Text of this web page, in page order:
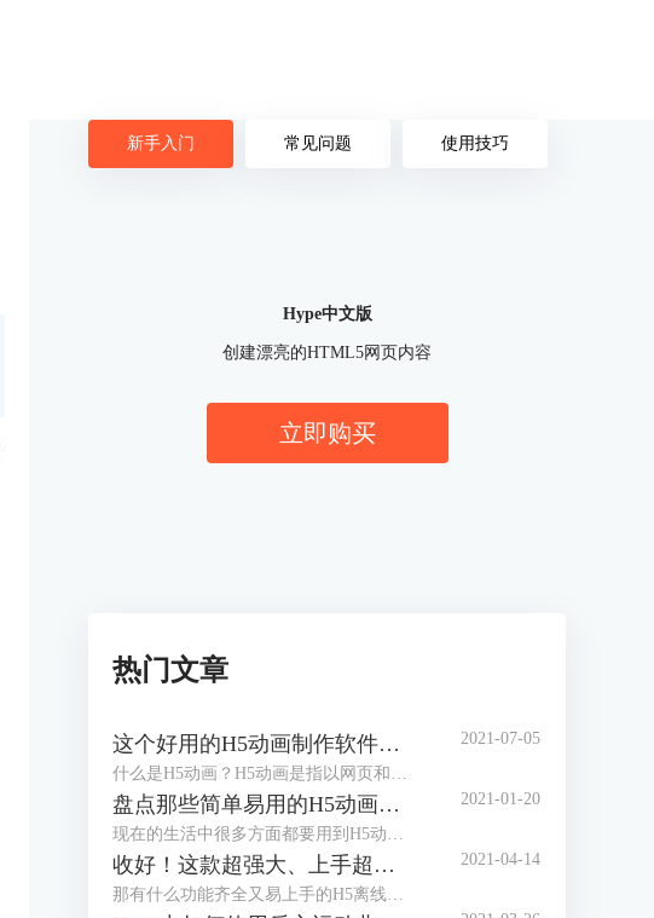
新手入门 常见问题 使用技巧
Hype中文版
创建漂亮的HTML5网页内容
立即购买
热门文章
这个好用的H5动画制作软件，你知道吗?
什么是H5动画？H5动画是指以网页和动画的形式，通过动画，达成与观看者、使用者之间的动态交互，减少静态死板的场景，以提升使用者的使用体验，一个好的H5动画，对于提升网页的整体效果有显著作用。
2021-07-05
盘点那些简单易用的H5动画制作软件
现在的生活中很多方面都要用到H5动画，比如公众号的推文、电子婚礼请帖、活动邀请函等等，H5动画在我们的生活中扮演着越来越重要的角色，会做H5动画和也成为了工作技能的加分项，那么简单易用的H5动画制作软件又有哪些呢？下面我们一起来盘点两款较为常用的H5制作软件吧。
2021-01-20
收好！这款超强大、上手超简单的H5制作工具
那有什么功能齐全又易上手的H5离线制作软件吗？我给好朋友安利了一款Mac系统专用的工具—Hype，不仅支持静态的H5制作，还支持各种交互效果和物理引擎，可用于制作网页菜单、网站主页、网页游戏等，当然贺卡请柬这种分分钟的事。
2021-04-14